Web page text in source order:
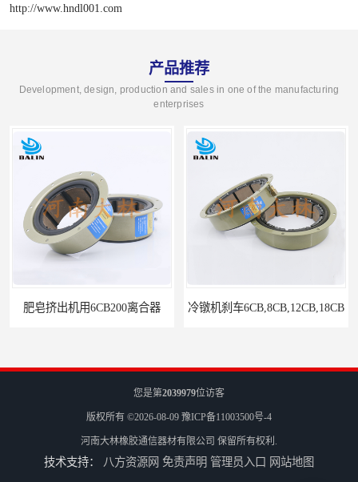
http://www.hndl001.com
产品推荐
Development, design, production and sales in one of the manufacturing
enterprises
肥皂挤出机用6CB200离合器 冷镦机刹车6CB,8CB,12CB,18CB
您是第2039979位访客
版权所有 ©2026-08-09 豫ICP备11003500号-4
河南大林橡胶通信器材有限公司 保留所有权利.
技术支持： 八方资源网 免责声明 管理员入口 网站地图